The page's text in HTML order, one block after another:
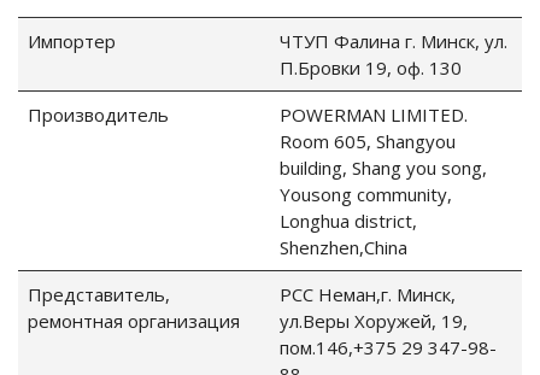
Импортер
ЧТУП Фалина г. Минск, ул.
П.Бровки 19, оф. 130
Производитель
POWERMAN LIMITED.
Room 605, Shangyou
building, Shang you song,
Yousong community,
Longhua district,
Shenzhen,China
Представитель,
ремонтная организация
РСС Неман,г. Минск,
ул.Веры Хоружей, 19,
пом.146,+375 29 347-98-